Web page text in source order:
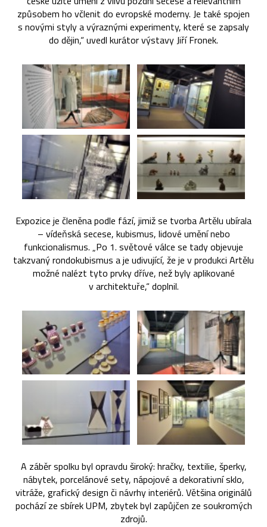
způsobem ho včlenit do evropské moderny. Je také spojen
s novými styly a výraznými experimenty, které se zapsaly
do dějin,“ uvedl kurátor výstavy Jiří Fronek.
Expozice je členěna podle fází, jimiž se tvorba Artělu ubírala
– vídeňská secese, kubismus, lidové umění nebo
funkcionalismus. „Po 1. světové válce se tady objevuje
takzvaný rondokubismus a je udivující, že je v produkci Artělu
možné nalézt tyto prvky dříve, než byly aplikované
v architektuře,“ doplnil.
A záběr spolku byl opravdu široký: hračky, textilie, šperky,
nábytek, porcelánové sety, nápojové a dekorativní sklo,
vitráže, grafický design či návrhy interiérů. Většina originálů
pochází ze sbírek UPM, zbytek byl zapůjčen ze soukromých
zdrojů.